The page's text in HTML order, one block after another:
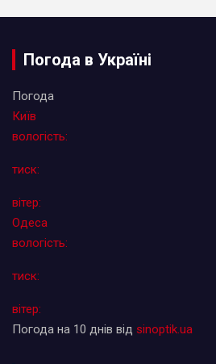
Погода в Україні
Погода
Київ
вологість:
тиск:
вітер:
Одеса
вологість:
тиск:
вітер:
Погода на 10 днів від sinoptik.ua